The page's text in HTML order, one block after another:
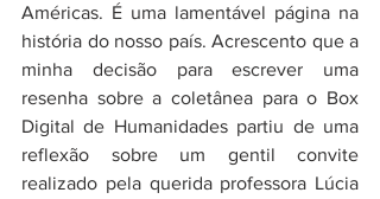
Américas. É uma lamentável página na
história do nosso país. Acrescento que a
minha decisão para escrever uma
resenha sobre a coletânea para o Box
Digital de Humanidades partiu de uma
reflexão sobre um gentil convite
realizado pela querida professora Lúcia